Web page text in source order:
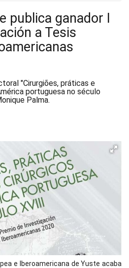
publica ganador I
a Tesis
"Cirurgiões, práticas e
portuguesa no século
Palma.
e Iberoamericana de Yuste acaba